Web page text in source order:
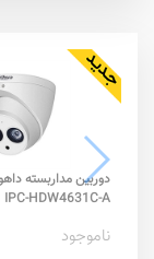
IPC-HDW4631C-A
ناموجود